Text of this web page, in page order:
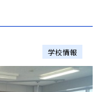
学校情報